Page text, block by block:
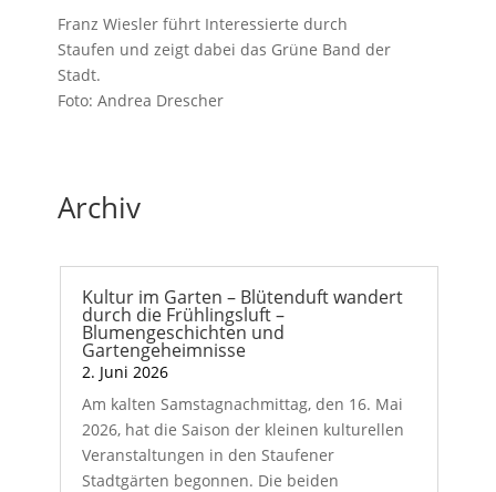
Franz Wiesler führt Interessierte durch
Staufen und zeigt dabei das Grüne Band der
Stadt.
Foto: Andrea Drescher
Archiv
Kultur im Garten – Blütenduft wandert
durch die Frühlingsluft –
Blumengeschichten und
Gartengeheimnisse
2. Juni 2026
Am kalten Samstagnachmittag, den 16. Mai
2026, hat die Saison der kleinen kulturellen
Veranstaltungen in den Staufener
Stadtgärten begonnen. Die beiden